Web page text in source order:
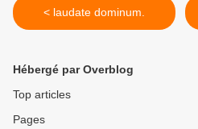
< laudate dominum.
Hébergé par Overblog
Top articles
Pages